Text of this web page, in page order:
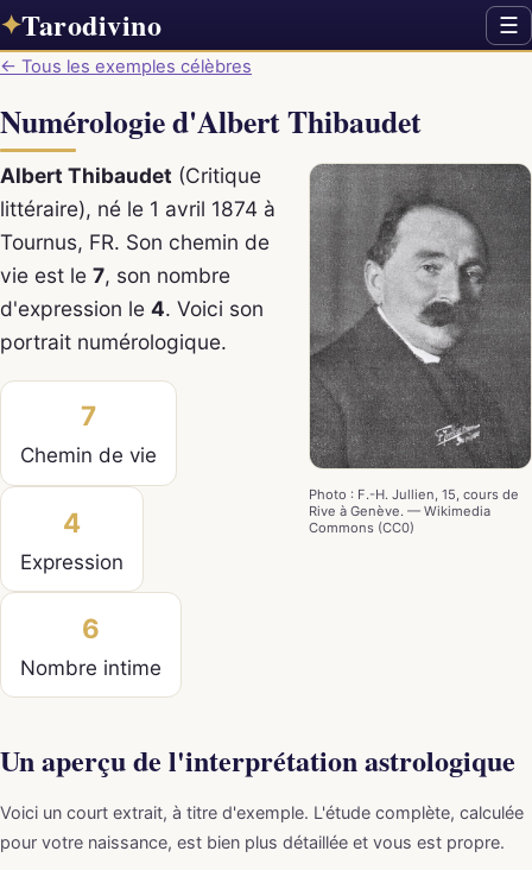
✦Tarodivino ☰
← Tous les exemples célèbres
Numérologie d'Albert Thibaudet
Photo : F.-H. Jullien, 15, cours de
Rive à Genève. — Wikimedia
Commons (CC0)
Albert Thibaudet (Critique
littéraire), né le 1 avril 1874 à
Tournus, FR. Son chemin de
vie est le 7, son nombre
d'expression le 4. Voici son
portrait numérologique.
7
Chemin de vie
4
Expression
6
Nombre intime
Un aperçu de l'interprétation astrologique
Voici un court extrait, à titre d'exemple. L'étude complète, calculée
pour votre naissance, est bien plus détaillée et vous est propre.